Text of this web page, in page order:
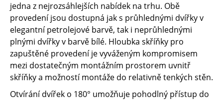
jedna z nejrozsáhlejších nabídek na trhu. Obě
provedení jsou dostupná jak s průhlednými dvířky v
elegantní petrolejové barvě, tak i neprůhlednými
plnými dvířky v barvě bílé. Hloubka skříňky pro
zapuštěné provedení je vyváženým kompromisem
mezi dostatečným montážním prostorem uvnitř
skříňky a možností montáže do relativně tenkých stěn.
Otvírání dvířek o 180° umožňuje pohodlný přístup do